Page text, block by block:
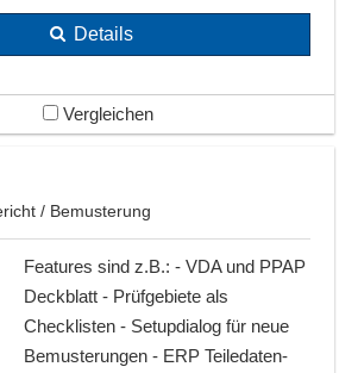
Details
Vergleichen
/ Bemusterung
Features sind z.B.: - VDA und PPAP
Deckblatt - Prüfgebiete als
Checklisten - Setupdialog für neue
Bemusterungen - ERP Teiledaten-